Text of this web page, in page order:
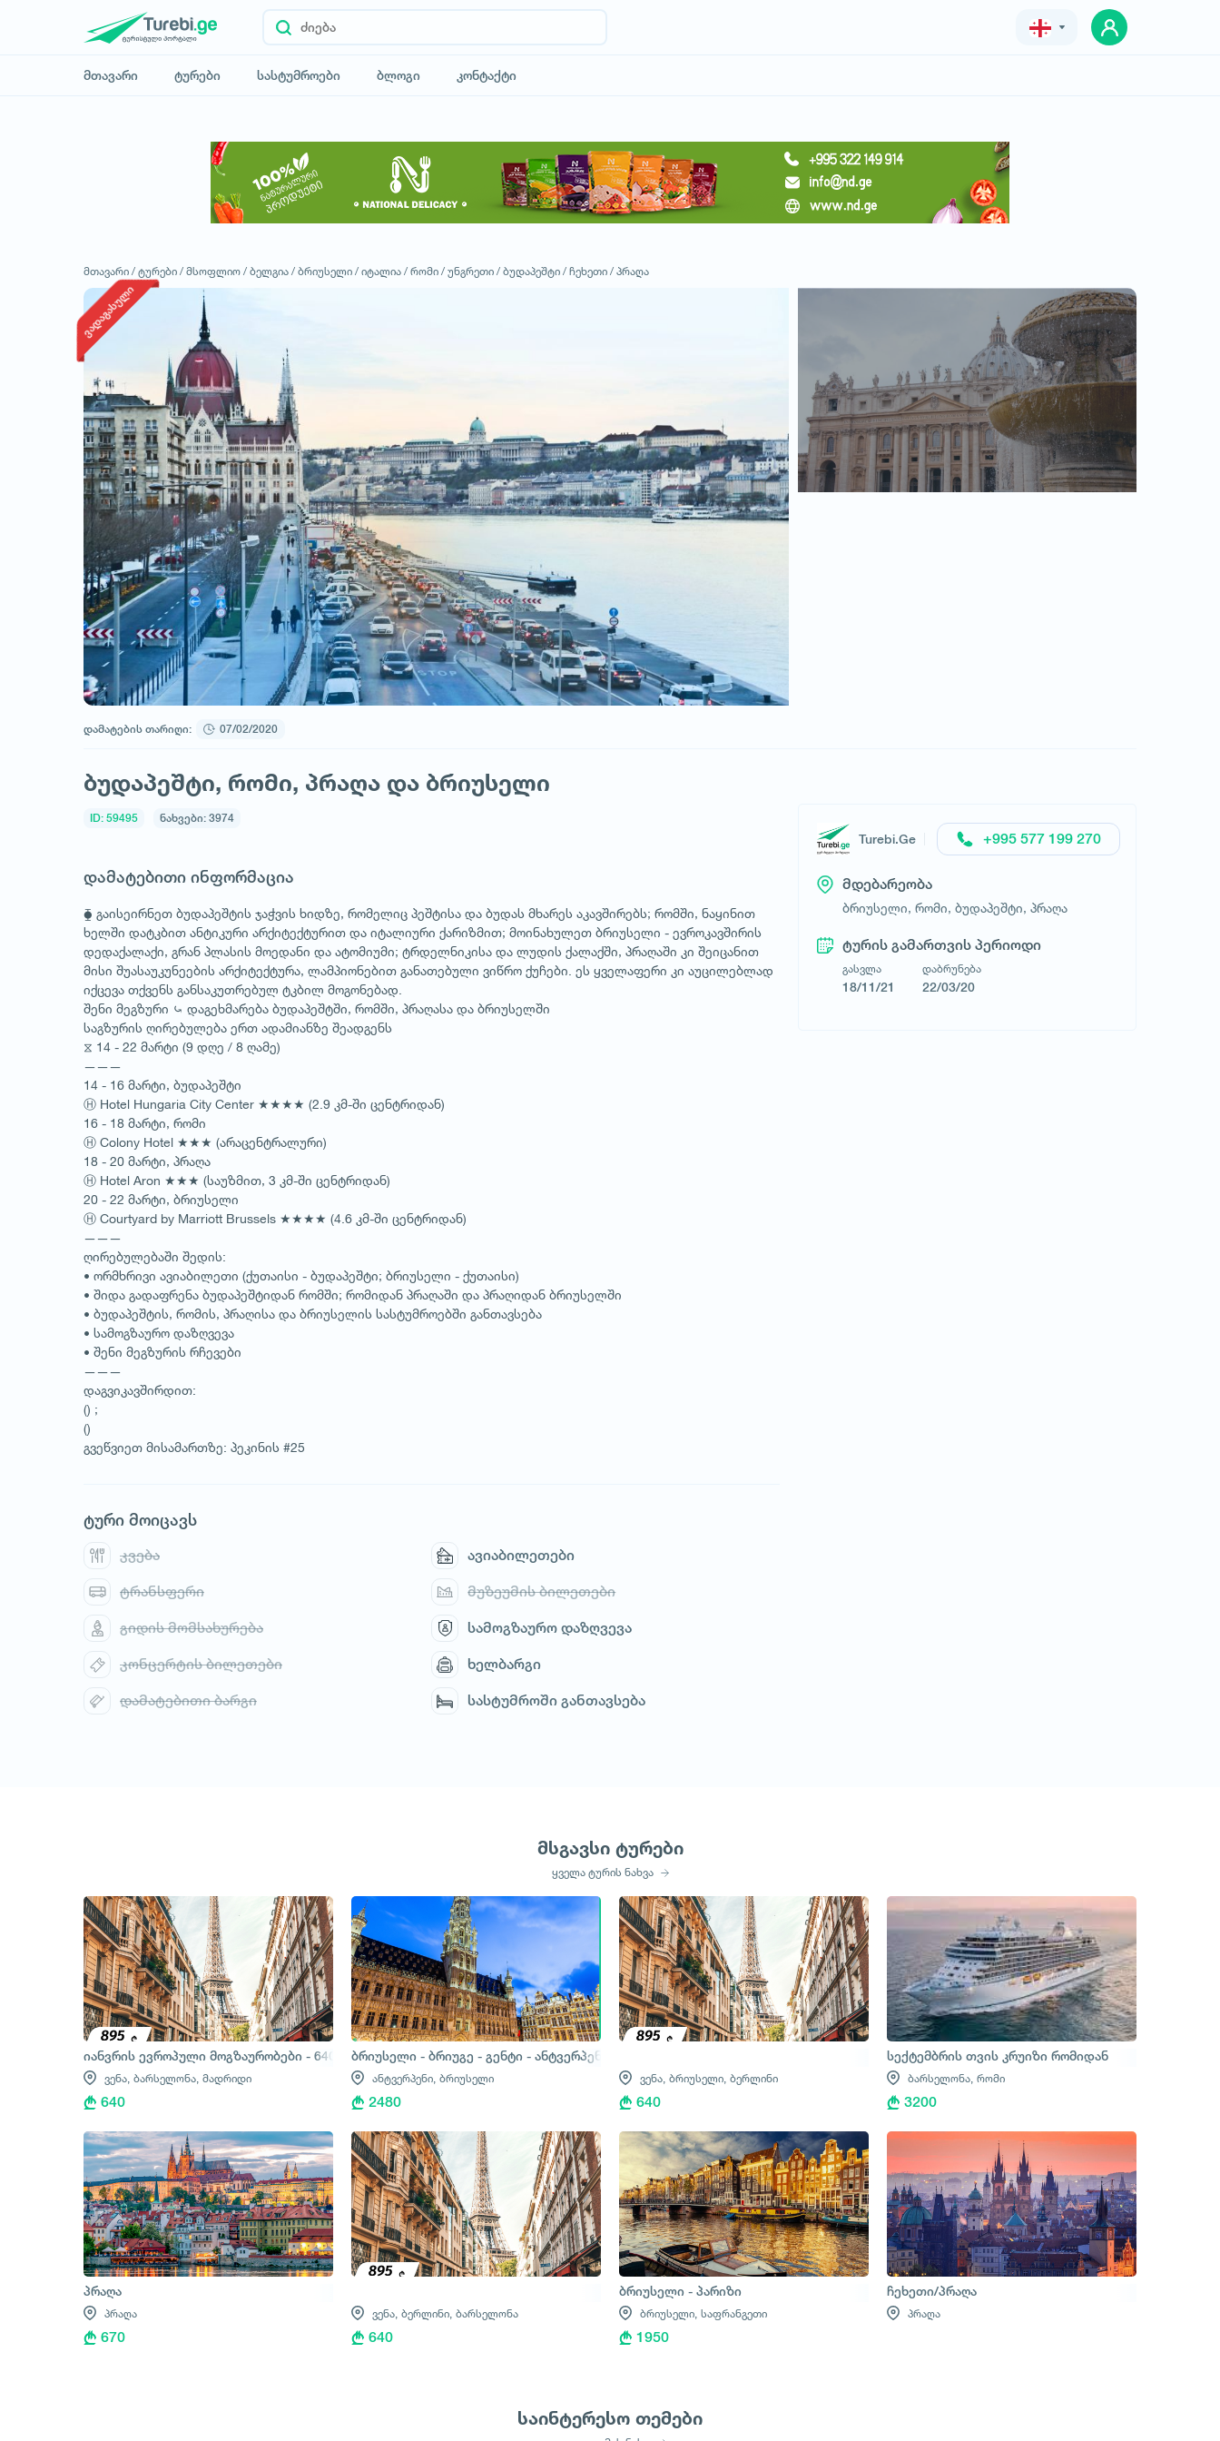
მთავარი ტურები სასტუმროები ბლოგი კონტაქტი
მოითხოვე ტური
/ 2
მთავარი / ტურები / მსოფლიო / ბელგია / ბრიუსელი / იტალია / რომი / უნგრეთი / ბუდაპეშტი / ჩეხეთი / პრაღა
ვადაგასული
დამატების თარიღი: 07/02/2020
ბუდაპეშტი, რომი, პრაღა და ბრიუსელი
ID: 59495 ნახვები: 3974
დამატებითი ინფორმაცია
⧳ გაისეირნეთ ბუდაპეშტის ჯაჭვის ხიდზე, რომელიც პეშტისა და ბუდას მხარეს აკავშირებს; რომში, ნაყინით
ხელში დატკბით ანტიკური არქიტექტურით და იტალიური ქარიზმით; მოინახულეთ ბრიუსელი - ევროკავშირის
დედაქალაქი, გრან პლასის მოედანი და ატომიუმი; ტრდელნიკისა და ლუდის ქალაქში, პრაღაში კი შეიცანით
მისი შუასაუკუნეების არქიტექტურა, ლამპიონებით განათებული ვიწრო ქუჩები. ეს ყველაფერი კი აუცილებლად
იქცევა თქვენს განსაკუთრებულ ტკბილ მოგონებად.
შენი მეგზური ⤿ დაგეხმარება ბუდაპეშტში, რომში, პრაღასა და ბრიუსელში
საგზურის ღირებულება ერთ ადამიანზე შეადგენს
⧖ 14 - 22 მარტი (9 დღე / 8 ღამე)
———
14 - 16 მარტი, ბუდაპეშტი
Ⓗ Hotel Hungaria City Center ★★★★ (2.9 კმ-ში ცენტრიდან)
16 - 18 მარტი, რომი
Ⓗ Colony Hotel ★★★ (არაცენტრალური)
18 - 20 მარტი, პრაღა
Ⓗ Hotel Aron ★★★ (საუზმით, 3 კმ-ში ცენტრიდან)
20 - 22 მარტი, ბრიუსელი
Ⓗ Courtyard by Marriott Brussels ★★★★ (4.6 კმ-ში ცენტრიდან)
———
ღირებულებაში შედის:
• ორმხრივი ავიაბილეთი (ქუთაისი - ბუდაპეშტი; ბრიუსელი - ქუთაისი)
• შიდა გადაფრენა ბუდაპეშტიდან რომში; რომიდან პრაღაში და პრაღიდან ბრიუსელში
• ბუდაპეშტის, რომის, პრაღისა და ბრიუსელის სასტუმროებში განთავსება
• სამოგზაურო დაზღვევა
• შენი მეგზურის რჩევები
———
დაგვიკავშირდით:
() ;
()
გვეწვიეთ მისამართზე: პეკინის #25
ტური მოიცავს
კვება ავიაბილეთები
ტრანსფერი მუზეუმის ბილეთები
გიდის მომსახურება სამოგზაურო დაზღვევა
კონცერტის ბილეთები ხელბარგი
დამატებითი ბარგი სასტუმროში განთავსება
Turebi.Ge +995 577 199 270
მდებარეობა
ბრიუსელი, რომი, ბუდაპეშტი, პრაღა
ტურის გამართვის პერიოდი
გასვლა
18/11/21
დაბრუნება
22/03/20
მსგავსი ტურები
ყველა ტურის ნახვა
იანვრის ევროპული მოგზაურობები - 640 ლარიდან
ვენა, ბარსელონა, მადრიდი
640
ბრიუსელი - ბრიუგე - გენტი - ანტვერპენი
ანტვერპენი, ბრიუსელი
2480
ვენა, ბრიუსელი, ბერლინი
640
სექტემბრის თვის კრუიზი რომიდან
ბარსელონა, რომი
3200
პრაღა
პრაღა
670
ვენა, ბერლინი, ბარსელონა
640
ბრიუსელი - პარიზი
ბრიუსელი, საფრანგეთი
1950
ჩეხეთი/პრაღა
პრაღა
საინტერესო თემები